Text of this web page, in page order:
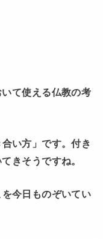
て使える仏教の考
い方」です。付き
きそうですね。
今日ものぞいてい